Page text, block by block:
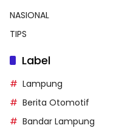
NASIONAL
TIPS
Label
Lampung
Berita Otomotif
Bandar Lampung